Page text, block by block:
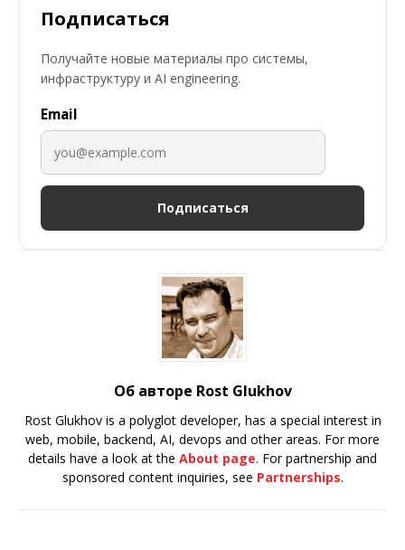
Подписаться
Получайте новые материалы про системы,
инфраструктуру и AI engineering.
Email
Подписаться
Об авторе Rost Glukhov
Rost Glukhov is a polyglot developer, has a special interest in
web, mobile, backend, AI, devops and other areas. For more
details have a look at the About page. For partnership and
sponsored content inquiries, see Partnerships.